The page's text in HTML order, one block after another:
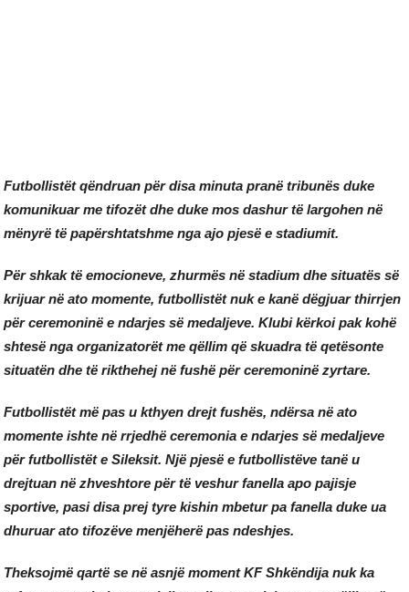
Futbollistët qëndruan për disa minuta pranë tribunës duke
komunikuar me tifozët dhe duke mos dashur të largohen në
mënyrë të papërshtatshme nga ajo pjesë e stadiumit.
Për shkak të emocioneve, zhurmës në stadium dhe situatës së
krijuar në ato momente, futbollistët nuk e kanë dëgjuar thirrjen
për ceremoninë e ndarjes së medaljeve. Klubi kërkoi pak kohë
shtesë nga organizatorët me qëllim që skuadra të qetësonte
situatën dhe të rikthehej në fushë për ceremoninë zyrtare.
Futbollistët më pas u kthyen drejt fushës, ndërsa në ato
momente ishte në rrjedhë ceremonia e ndarjes së medaljeve
për futbollistët e Sileksit. Një pjesë e futbollistëve tanë u
drejtuan në zhveshtore për të veshur fanella apo pajisje
sportive, pasi disa prej tyre kishin mbetur pa fanella duke ua
dhuruar ato tifozëve menjëherë pas ndeshjes.
Theksojmë qartë se në asnjë moment KF Shkëndija nuk ka